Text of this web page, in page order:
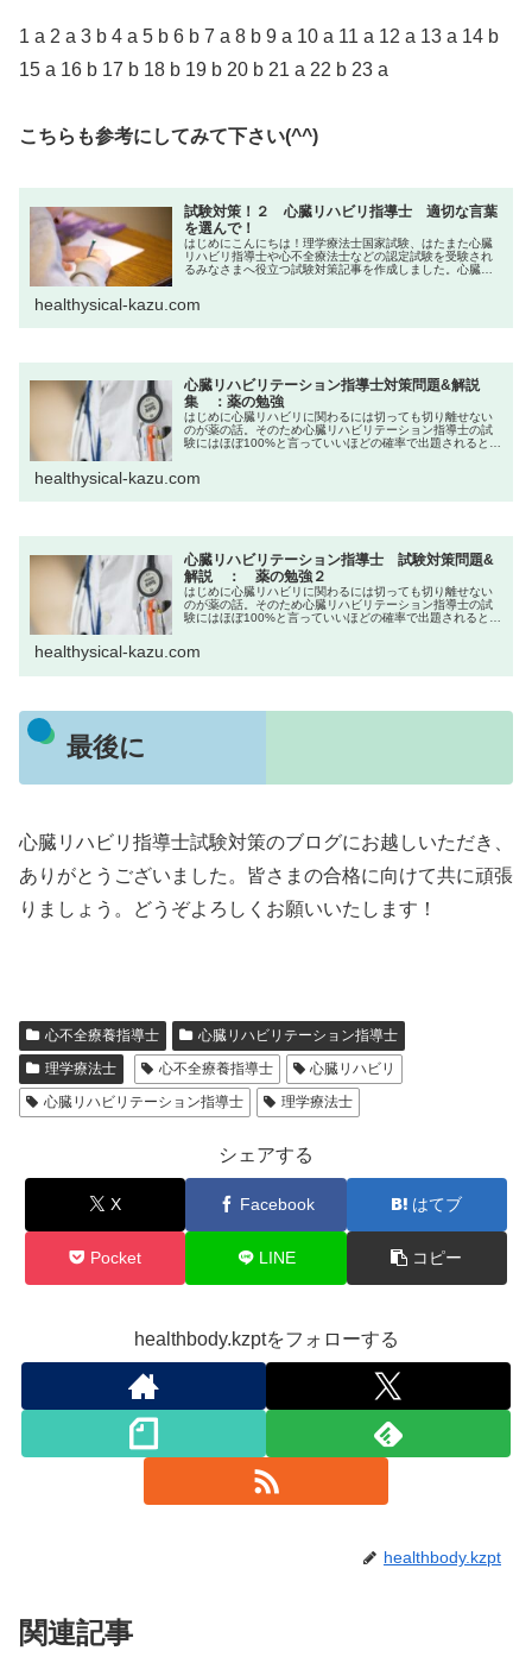
1 a 2 a 3 b 4 a 5 b 6 b 7 a 8 b 9 a 10 a 11 a 12 a 13 a 14 b
15 a 16 b 17 b 18 b 19 b 20 b 21 a 22 b 23 a
こちらも参考にしてみて下さい(^^)
試験対策！２ 心臓リハビリ指導士 適切な言葉
を選んで！
はじめにこんにちは！理学療法士国家試験、はたまた心臓
リハビリ指導士や心不全療法士などの認定試験を受験され
るみなさまへ役立つ試験対策記事を作成しました。心臓リ
healthysical-kazu.com
心臓リハビリテーション指導士対策問題&解説
集 ：薬の勉強
はじめに心臓リハビリに関わるには切っても切り離せない
のが薬の話。そのため心臓リハビリテーション指導士の試
験にはほぼ100%と言っていいほどの確率で出題されると思
healthysical-kazu.com
心臓リハビリテーション指導士 試験対策問題&
解説 ： 薬の勉強２
はじめに心臓リハビリに関わるには切っても切り離せない
のが薬の話。そのため心臓リハビリテーション指導士の試
験にはほぼ100%と言っていいほどの確率で出題されると思
healthysical-kazu.com
最後に
心臓リハビリ指導士試験対策のブログにお越しいただき、
ありがとうございました。皆さまの合格に向けて共に頑張
りましょう。どうぞよろしくお願いいたします！
心不全療養指導士
心臓リハビリテーション指導士
理学療法士
心不全療養指導士
心臓リハビリ
心臓リハビリテーション指導士
理学療法士
シェアする
X Facebook はてブ
Pocket LINE コピー
healthbody.kzptをフォローする
healthbody.kzpt
関連記事